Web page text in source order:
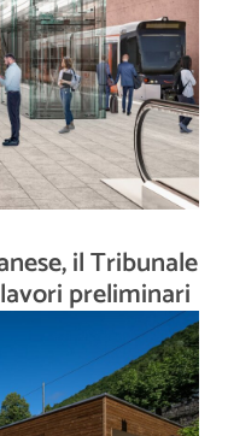
il Tribunale
preliminari